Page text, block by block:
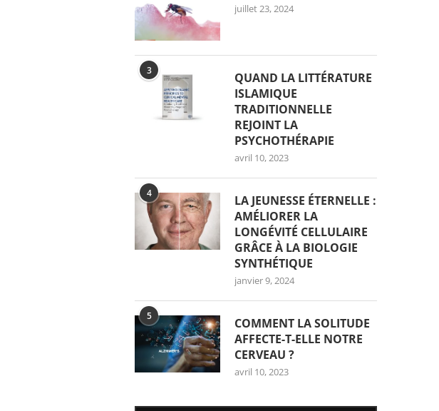
juillet 23, 2024
3
QUAND LA LITTÉRATURE
ISLAMIQUE
TRADITIONNELLE
REJOINT LA
PSYCHOTHÉRAPIE
avril 10, 2023
4
LA JEUNESSE ÉTERNELLE :
AMÉLIORER LA
LONGÉVITÉ CELLULAIRE
GRÂCE À LA BIOLOGIE
SYNTHÉTIQUE
janvier 9, 2024
5
COMMENT LA SOLITUDE
AFFECTE-T-ELLE NOTRE
CERVEAU ?
avril 10, 2023